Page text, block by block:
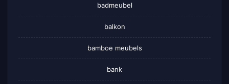
badmeubel
balkon
bamboe meubels
bank